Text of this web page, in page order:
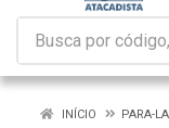
INÍCIO
PARA-